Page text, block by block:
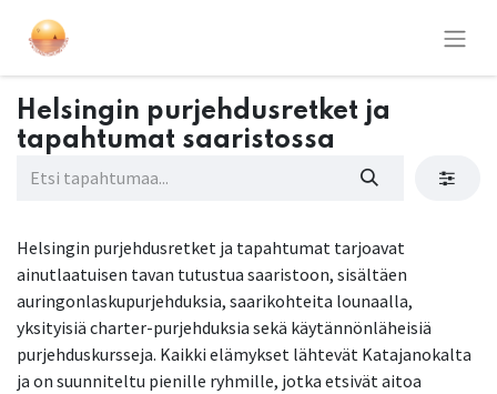
Helsingin purjehdusretket ja
tapahtumat saaristossa
Helsingin purjehdusretket ja tapahtumat tarjoavat
ainutlaatuisen tavan tutustua saaristoon, sisältäen
auringonlaskupurjehduksia, saarikohteita lounaalla,
yksityisiä charter-purjehduksia sekä käytännönläheisiä
purjehduskursseja. Kaikki elämykset lähtevät Katajanokalta
ja on suunniteltu pienille ryhmille, jotka etsivät aitoa